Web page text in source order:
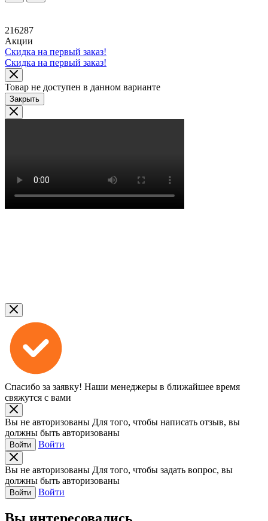
216287
Акции
Скидка на первый заказ!
Скидка на первый заказ!
Товар не доступен в данном варианте
Закрыть
Спасибо за заявку! Наши менеджеры в ближайшее время
свяжутся с вами
Вы не авторизованы Для того, чтобы написать отзыв, вы
должны быть авторизованы
Войти Войти
Вы не авторизованы Для того, чтобы задать вопрос, вы
должны быть авторизованы
Войти Войти